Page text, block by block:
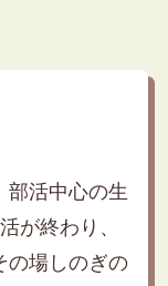
部活中心の生
が終わり、
の場しのぎの